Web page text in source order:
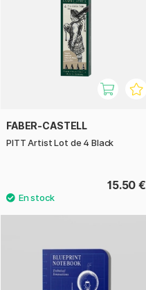
FABER-CASTELL
PITT Artist Lot de 4 Black
15.50 €